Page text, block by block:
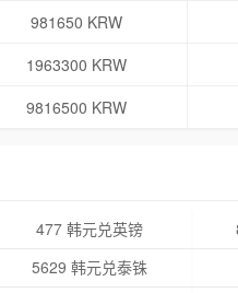
981650 KRW
1963300 KRW
9816500 KRW
477 韩元兑英镑
5629 韩元兑泰铢